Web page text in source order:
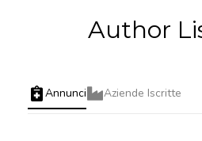
Author
Annunci Aziende Iscritte